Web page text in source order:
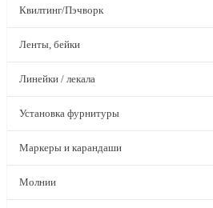
Квилтинг/Пэчворк
Ленты, бейки
Линейки / лекала
Установка фурнитуры
Маркеры и карандаши
Молнии